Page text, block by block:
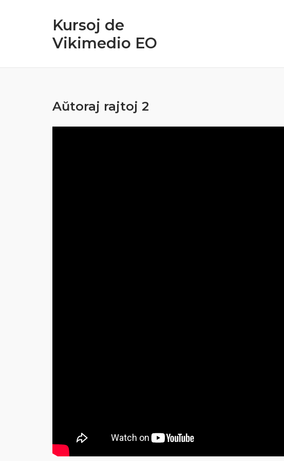
Kursoj de
Vikimedio EO
Aŭtoraj rajtoj 2